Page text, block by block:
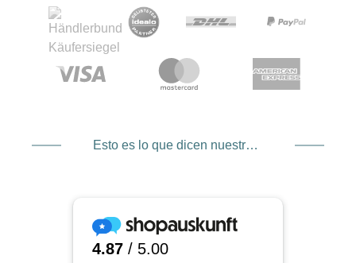
Esto es lo que dicen nuestros clientes